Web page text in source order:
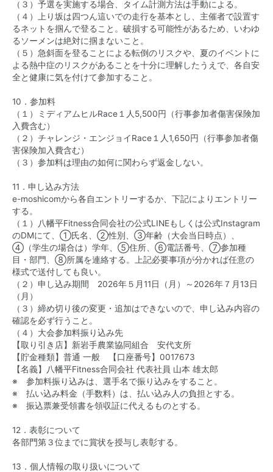
（３）予選を実施する場合、タイム計測方法は手動による。
（４）上り坂は四つん這いでの走行を基本とし、主催者で設置す
るネットを掴んで登ること。破損する可能性があるため、いわゆ
るソーメンは絶対に掴まないこと。
（５）急斜面を登ることによる転倒のリスクや、夏のイベントに
よる熱中症のリスクがあることを十分に理解したうえで、各自安
全と健康に気を付けて参加すること。
10．参加料
（１）ミディアムヒルRace１人5,500円（行事参加者傷害保険加
入費含む）
（２）チャレンジ・エンジョイRace１人1,650円（行事参加者傷
害保険加入費含む）
（３）参加料は理由の如何に関わらず返金しない。
11．申し込み方法
e-moshicomから各自エントリーするか、下記によりエントリー
する。
（１）八幡平Fitness合同会社の公式LINEもしくは公式Instagram
のDMにて、①氏名、②性別、③年齢（大会当日時点）、
④（学生の場合は）学年、⑤住所、⑥電話番号、⑦参加種
目・部門、⑧所属を連絡する。上記必要事項が分かれば任意の
様式で送付しても良い。
（２）申し込み期間 2026年５月11日（月）～2026年７月13日
（月）
（３）締め切り後の変更・追加はできないので、申し込み内容の
確認を必ず行うこと。
（４）大会参加料振り込み先
【取り引き店】新岩手農業協同組合 安代支所
【貯金種類】普通 一般 【口座番号】0017673
【名義】八幡平Fitness合同会社 代表社員 山本 雄太郎
※ 参加料振り込みは、選手名で振り込みをすること。
※ 払い込み料金（手数料）は、払い込み人の負担とする。
※ 振込票兼受領書を領収証に代えるものとする。
12．表彰について
各部門第３位までに賞状を授与し表彰する。
13．個人情報の取り扱いについて